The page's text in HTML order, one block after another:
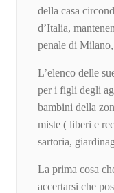
della casa
d’Italia,
penale di
L’elenco delle
per i figli degli
bambini della
miste ( liberi e
sartoria,
La prima cosa
accertarsi che